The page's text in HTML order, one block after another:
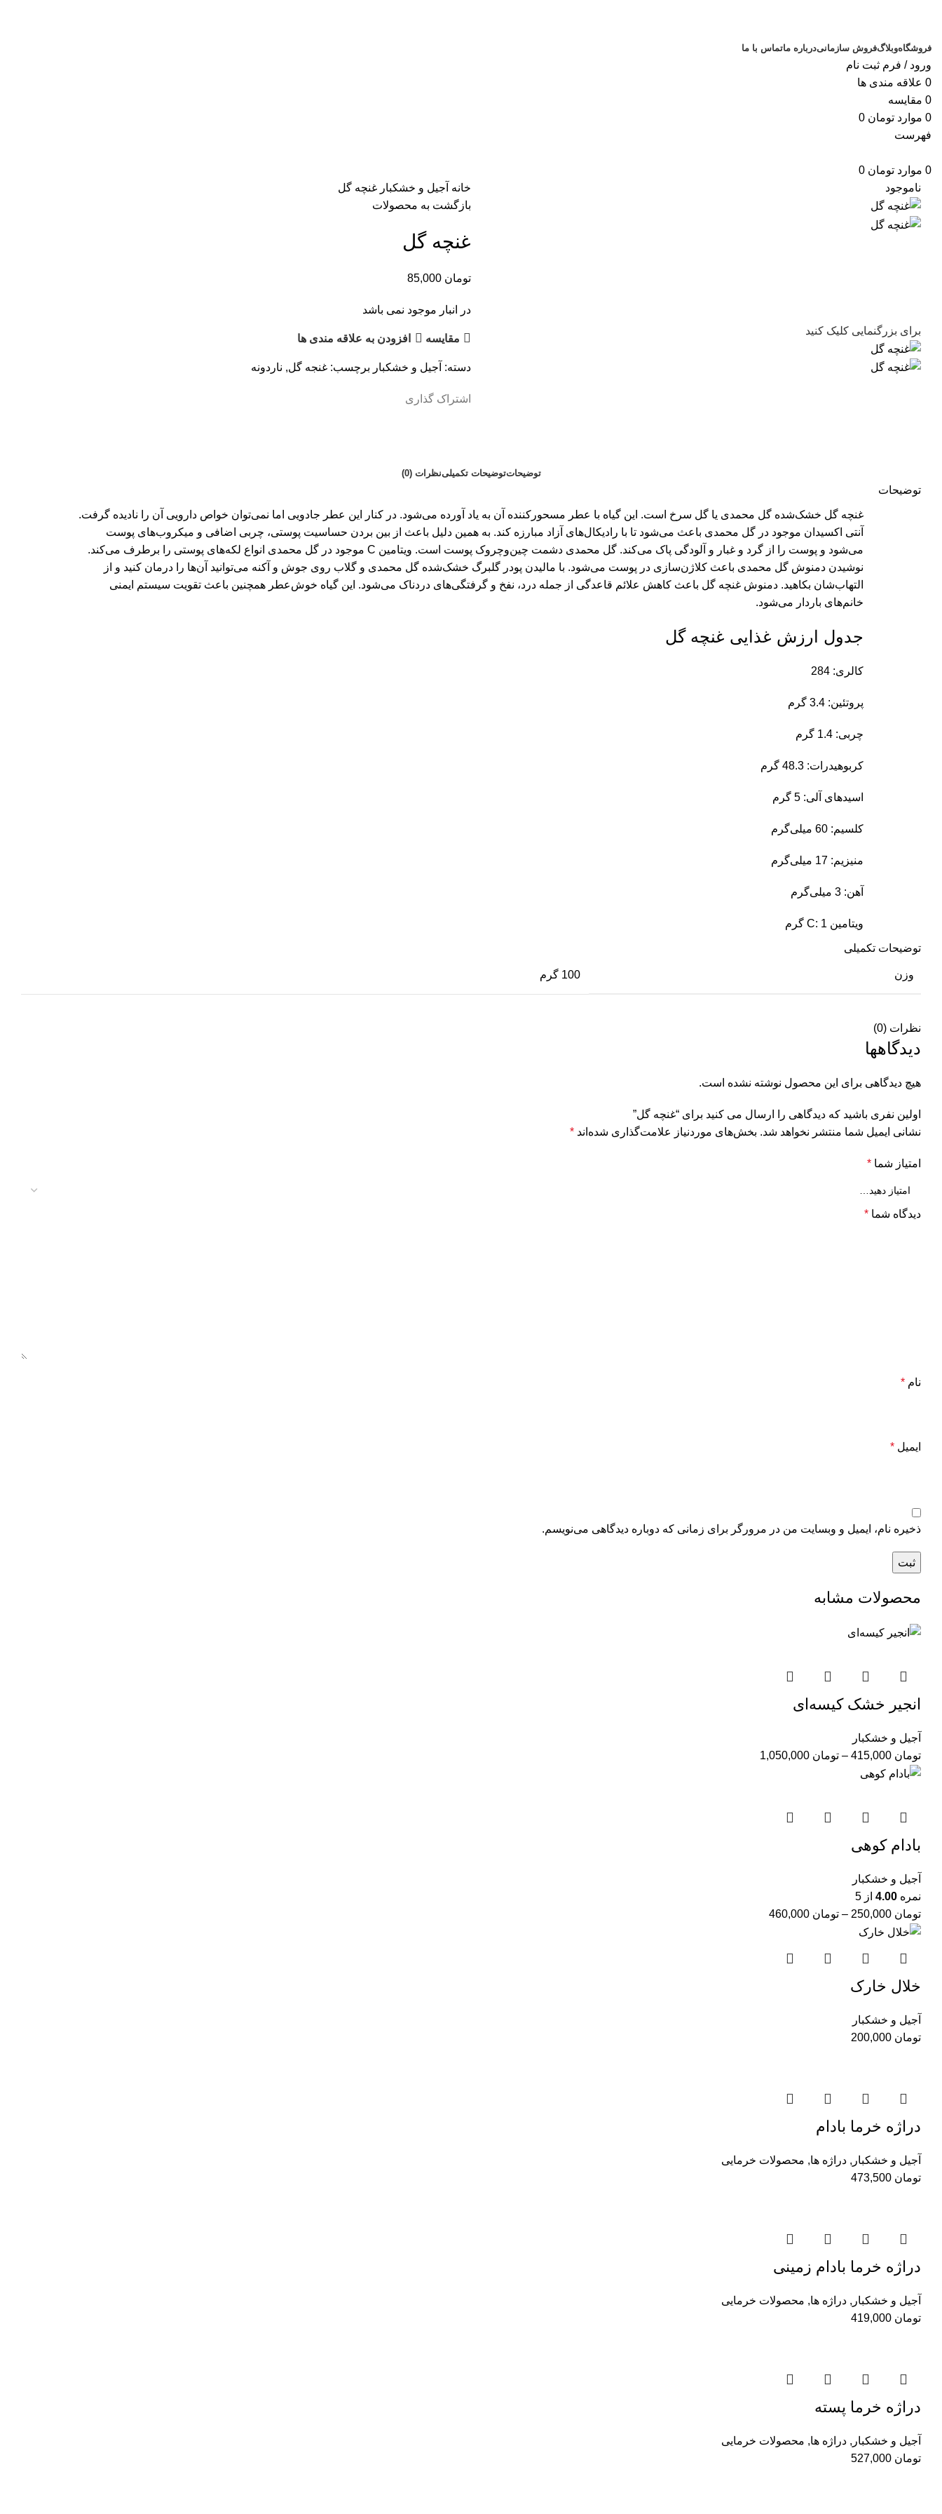
فروشگاهوبلاگفروش سازمانیدرباره ماتماس با ما
ورود / فرم ثبت نام
0 علاقه مندی ها
0 مقایسه
0 موارد تومان
فهرست
0 موارد تومان
ناموجود
برای بزرگنمایی کلیک کنید
خانه آجیل و خشکبار غنچه گل
بازگشت به محصولات
غنچه گل
تومان
در انبار موجود نمی باشد
مقایسه افزودن به علاقه مندی ها
دسته: آجیل و خشکبار برچسب: غنجه گل, ناردونه
اشتراک گذاری
توضیحاتتوضیحات تکمیلینظرات (0)
توضیحات
غنچه گل خشک‌شده گل محمدی یا گل سرخ است. این گیاه با عطر مسحورکننده آن به یاد آورده می‌شود. در کنار این عطر جادویی اما نمی‌توان خواص دارویی آن را نادیده گرفت.
آنتی اکسیدان‌ موجود در گل محمدی باعث می‌شود تا با رادیکال‌های آزاد مبارزه کند. به همین دلیل باعث از بین بردن حساسیت پوستی، چربی اضافی و میکروب‌های پوست
می‌شود و پوست را از گرد و غبار و آلودگی پاک می‌کند. گل محمدی دشمت چین‌وچروک پوست است. ویتامین C موجود در گل محمدی انواع لکه‌های پوستی را برطرف می‌کند.
نوشیدن دمنوش گل محمدی باعث کلاژن‌سازی در پوست می‌شود. با مالیدن پودر گلبرگ خشک‌شده گل محمدی و گلاب روی جوش و آکنه می‌توانید آن‌ها را درمان کنید و از
التهاب‌شان بکاهید. دمنوش غنچه گل باعث کاهش علائم قاعدگی از جمله درد، نفخ و گرفتگی‌های دردناک می‌شود. این گیاه خوش‌عطر همچنین باعث تقویت سیستم ایمنی
خانم‌های باردار می‌شود.
جدول ارزش غذایی غنچه گل
کالری: 284
پروتئین: 3.4 گرم
چربی: 1.4 گرم
کربوهیدرات: 48.3 گرم
اسیدهای آلی: 5 گرم
کلسیم: 60 میلی‌گرم
منیزیم: 17 میلی‌گرم
آهن: 3 میلی‌گرم
ویتامین C: 1 گرم
توضیحات تکمیلی
وزن 100 گرم
نظرات (0)
دیدگاهها
هیچ دیدگاهی برای این محصول نوشته نشده است.
اولین نفری باشید که دیدگاهی را ارسال می کنید برای “غنچه گل”
نشانی ایمیل شما منتشر نخواهد شد. بخش‌های موردنیاز علامت‌گذاری شده‌اند *
امتیاز شما *
دیدگاه شما *
نام *
ایمیل *
ذخیره نام، ایمیل و وبسایت من در مرورگر برای زمانی که دوباره دیدگاهی می‌نویسم.
محصولات مشابه
انجیر خشک کیسه‌ای
آجیل و خشکبار
تومان
– تومان
بادام کوهی
آجیل و خشکبار
نمره 4.00 از 5
تومان
– تومان
خلال خارک
آجیل و خشکبار
تومان
دراژه خرما بادام
آجیل و خشکبار , دراژه ها, محصولات خرمایی
تومان
دراژه خرما بادام زمینی
آجیل و خشکبار , دراژه ها, محصولات خرمایی
تومان
دراژه خرما پسته
آجیل و خشکبار , دراژه ها, محصولات خرمایی
تومان